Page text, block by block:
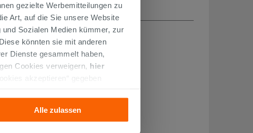
gezielte Werbemitteilungen zu
Art, auf die Sie unsere Website
Sozialen Medien kümmer, zur
könnten sie mit anderen
Dienste gesammelt haben,
Cookies verweigern, hier
akzeptieren“ gegeben
Alle zulassen